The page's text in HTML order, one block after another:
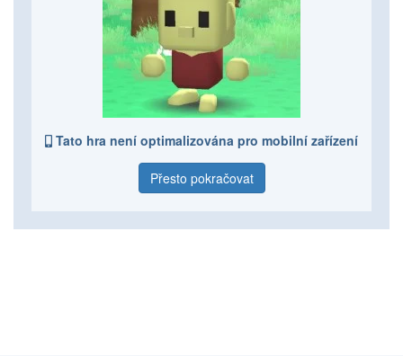
Tato hra není optimalizována pro mobilní zařízení
Přesto pokračovat